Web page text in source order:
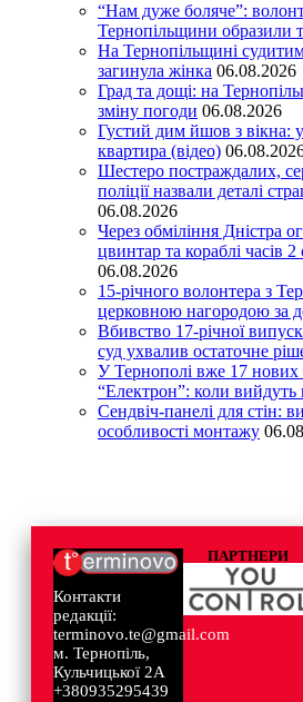
“Нам дуже боляче”:
Тернопільщини образили
На Тернопільщині
загинула жінка 06.08.2026
Град та дощі: на
зміну погоди 06.08.2026
Густий дим йшов з вікна:
квартира (відео)
Шестеро постраждалих,
поліції назвали деталі
06.08.2026
Через обміління Дністра
цвинтар та кораблі часів 2
06.08.2026
15-річного волонтера з
церковною нагородою за
Вбивство 17-річної
суд ухвалив остаточне
У Тернополі вже 17 нових
“Електрон”: коли
Сендвіч-панелі для стін:
особливості монтажу
Контакти
редакції:
terminovo.te@gmail.com
м. Тернопіль,
Кульчицької 2А
+380935295439
ПАРТНЕРИ